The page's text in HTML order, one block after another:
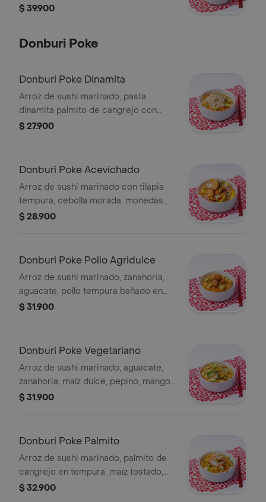
pollo crunch bañado en salsa
elección
$ 39.900
Donburi Poke
Donburi Poke Dinamita
Arroz de sushi marinado, pasta
dinamita palmito de cangrejo con
mayonesa aguacate, plátano maduro,
$ 27.900
Donburi Poke Acevichado
Arroz de sushi marinado con tilapia
tempura, cebolla morada, monedas
de plátano verde, maíz tostado, salsa
$ 28.900
Donburi Poke Pollo Agridulce
Arroz de sushi marinado, zanahoria,
aguacate, pollo tempura bañado en
salsa agridulce, plátano maduro, maíz
$ 31.900
Donburi Poke Vegetariano
Arroz de sushi marinado, aguacate,
zanahoria, maíz dulce, pepino, mango,
cebolla crispy, ajonjolí, cebollín y salsa
$ 31.900
Donburi Poke Palmito
Arroz de sushi marinado, palmito de
cangrejo en tempura, maíz tostado,
aguacate, plátano maduro, mango,
$ 32.900